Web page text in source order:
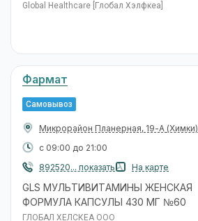
Global Healthcare [Глобал Хэлфкеа]
Фармат
Самовывоз
Микрорайон Планерная, 19-А (Химки)
с 09:00 до 21:00
892520... показать
На карте
GLS МУЛЬТИВИТАМИНЫ ЖЕНСКАЯ
ФОРМУЛА КАПСУЛЫ 430 МГ №60
ГЛОБАЛ ХЕЛСКЕА ООО